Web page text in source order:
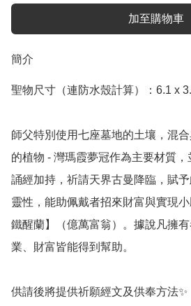
加至購物車
簡介
聖物尺寸（連防水殼計算）：6.1 x
師父特別使用七座墓地的土壤，混
的植物 - 灣瑪霞夢冠作為主要材質
誦經加持，祈請天界古曼降臨，賦
靈性，能助佩戴者招來財富與實現
鐵醒蘭】（億萬富翁）。據說凡擁
業、財富皆能得到幫助。
供請後將提供祈願經文及供奉方法✨